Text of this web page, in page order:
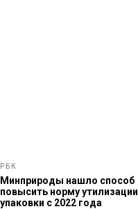
РБК
Минприроды нашло способ
повысить норму утилизации
упаковки с 2022 года